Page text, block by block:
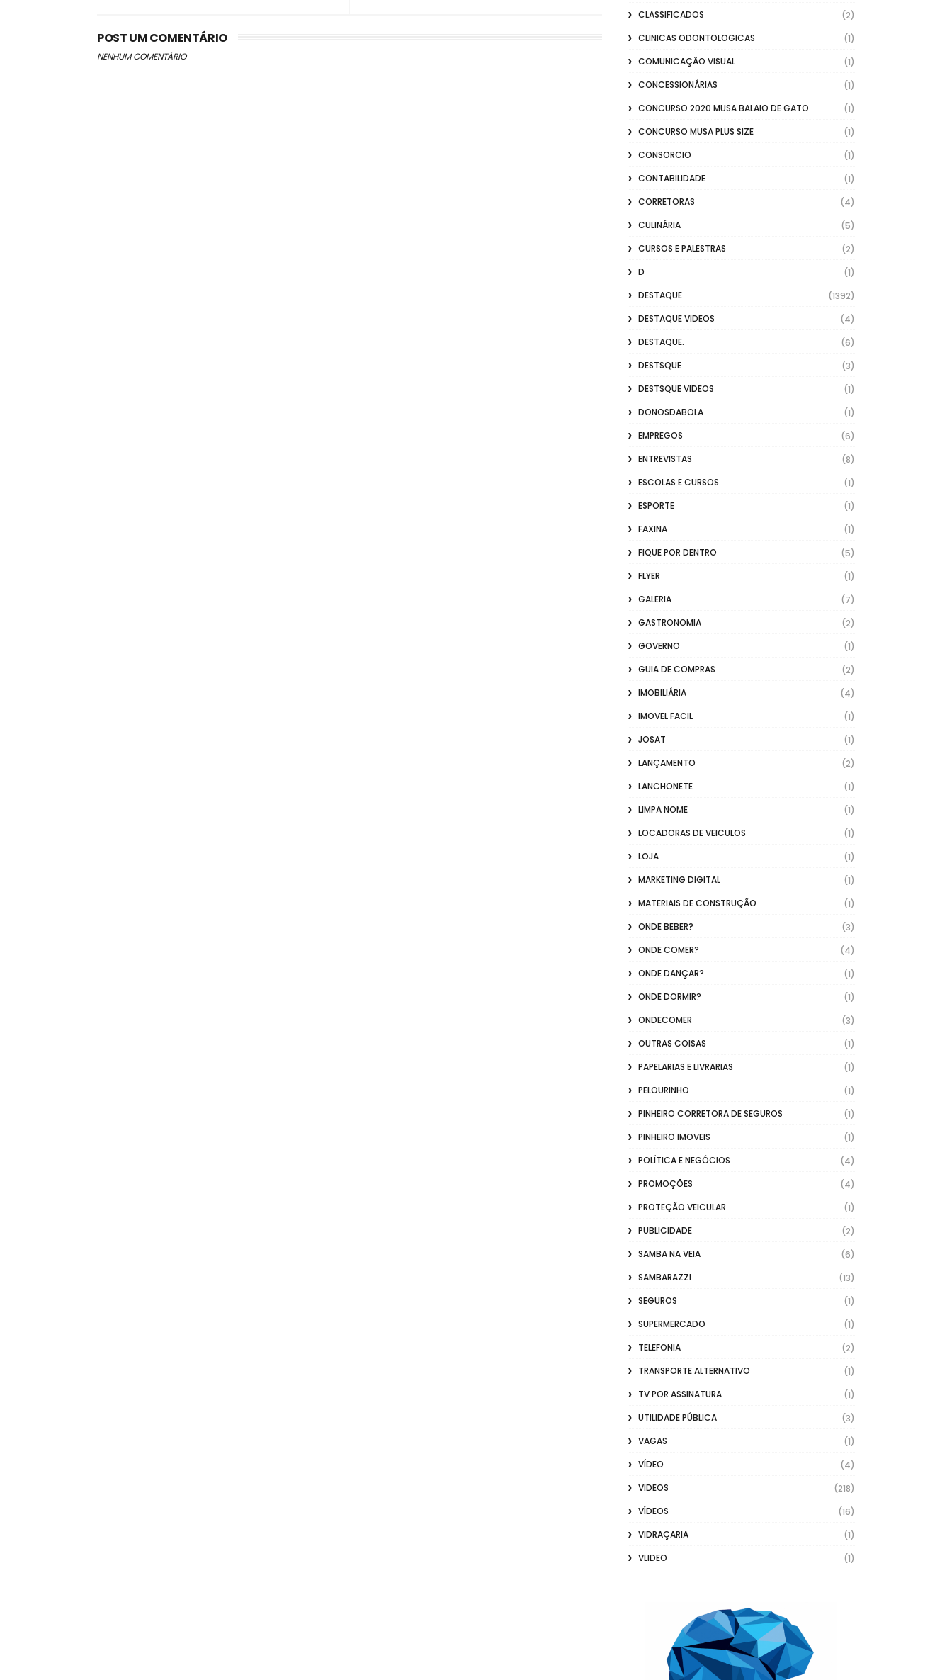
POST UM COMENTÁRIO
NENHUM COMENTÁRIO
CLASSIFICADOS
(2)
CLINICAS ODONTOLOGICAS
(1)
COMUNICAÇÃO VISUAL
(1)
CONCESSIONÁRIAS
(1)
CONCURSO 2020 MUSA BALAIO DE GATO
(1)
CONCURSO MUSA PLUS SIZE
(1)
CONSORCIO
(1)
CONTABILIDADE
(1)
CORRETORAS
(4)
CULINÁRIA
(5)
CURSOS E PALESTRAS
(2)
D
(1)
DESTAQUE
(1392)
DESTAQUE VIDEOS
(4)
DESTAQUE.
(6)
DESTSQUE
(3)
DESTSQUE VIDEOS
(1)
DONOSDABOLA
(1)
EMPREGOS
(6)
ENTREVISTAS
(8)
ESCOLAS E CURSOS
(1)
ESPORTE
(1)
FAXINA
(1)
FIQUE POR DENTRO
(5)
FLYER
(1)
GALERIA
(7)
GASTRONOMIA
(2)
GOVERNO
(1)
GUIA DE COMPRAS
(2)
IMOBILIÁRIA
(4)
IMOVEL FACIL
(1)
JOSAT
(1)
LANÇAMENTO
(2)
LANCHONETE
(1)
LIMPA NOME
(1)
LOCADORAS DE VEICULOS
(1)
LOJA
(1)
MARKETING DIGITAL
(1)
MATERIAIS DE CONSTRUÇÃO
(1)
ONDE BEBER?
(3)
ONDE COMER?
(4)
ONDE DANÇAR?
(1)
ONDE DORMIR?
(1)
ONDECOMER
(3)
OUTRAS COISAS
(1)
PAPELARIAS E LIVRARIAS
(1)
PELOURINHO
(1)
PINHEIRO CORRETORA DE SEGUROS
(1)
PINHEIRO IMOVEIS
(1)
POLÍTICA E NEGÓCIOS
(4)
PROMOÇÕES
(4)
PROTEÇÃO VEICULAR
(1)
PUBLICIDADE
(2)
SAMBA NA VEIA
(6)
SAMBARAZZI
(13)
SEGUROS
(1)
SUPERMERCADO
(1)
TELEFONIA
(2)
TRANSPORTE ALTERNATIVO
(1)
TV POR ASSINATURA
(1)
UTILIDADE PÚBLICA
(3)
VAGAS
(1)
VÍDEO
(4)
VIDEOS
(218)
VÍDEOS
(16)
VIDRAÇARIA
(1)
VLIDEO
(1)